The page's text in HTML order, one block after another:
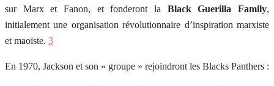
sur Marx et Fanon, et fonderont la Black Guerilla Family,
initialement une organisation révolutionnaire d’inspiration marxiste
et maoïste. 3
En 1970, Jackson et son « groupe » rejoindront les Blacks Panthers :